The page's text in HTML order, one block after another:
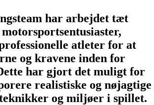
har arbejdet tæt
atleter for at
og kravene inden for
har gjort det muligt for
realistiske og nøjagtige
og miljøer i spillet.